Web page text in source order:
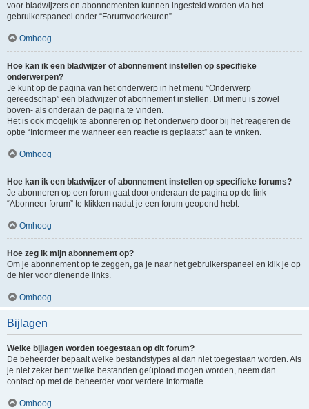
voor bladwijzers en abonnementen kunnen ingesteld worden via het
gebruikerspaneel onder “Forumvoorkeuren”.
Omhoog
Hoe kan ik een bladwijzer of abonnement instellen op specifieke
onderwerpen?
Je kunt op de pagina van het onderwerp in het menu “Onderwerp
gereedschap” een bladwijzer of abonnement instellen. Dit menu is zowel
boven- als onderaan de pagina te vinden.
Het is ook mogelijk te abonneren op het onderwerp door bij het reageren de
optie “Informeer me wanneer een reactie is geplaatst” aan te vinken.
Omhoog
Hoe kan ik een bladwijzer of abonnement instellen op specifieke forums?
Je abonneren op een forum gaat door onderaan de pagina op de link
“Abonneer forum” te klikken nadat je een forum geopend hebt.
Omhoog
Hoe zeg ik mijn abonnement op?
Om je abonnement op te zeggen, ga je naar het gebruikerspaneel en klik je op
de hier voor dienende links.
Omhoog
Bijlagen
Welke bijlagen worden toegestaan op dit forum?
De beheerder bepaalt welke bestandstypes al dan niet toegestaan worden. Als
je niet zeker bent welke bestanden geüpload mogen worden, neem dan
contact op met de beheerder voor verdere informatie.
Omhoog